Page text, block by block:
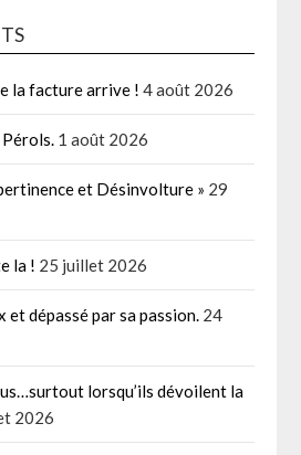
la facture arrive ! 4 août 2026
1 août 2026
et Désinvolture » 29
la ! 25 juillet 2026
et dépassé par sa passion. 24
lorsqu’ils dévoilent la
2026